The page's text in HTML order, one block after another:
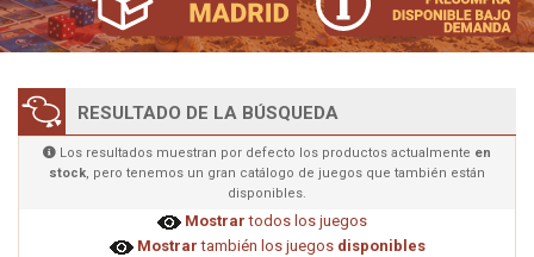
RESULTADO DE LA BÚSQUEDA
Los resultados muestran por defecto los productos actualmente en
stock, pero tenemos un gran catálogo de juegos que también están
disponibles.
Mostrar todos los juegos
Mostrar también los juegos disponibles